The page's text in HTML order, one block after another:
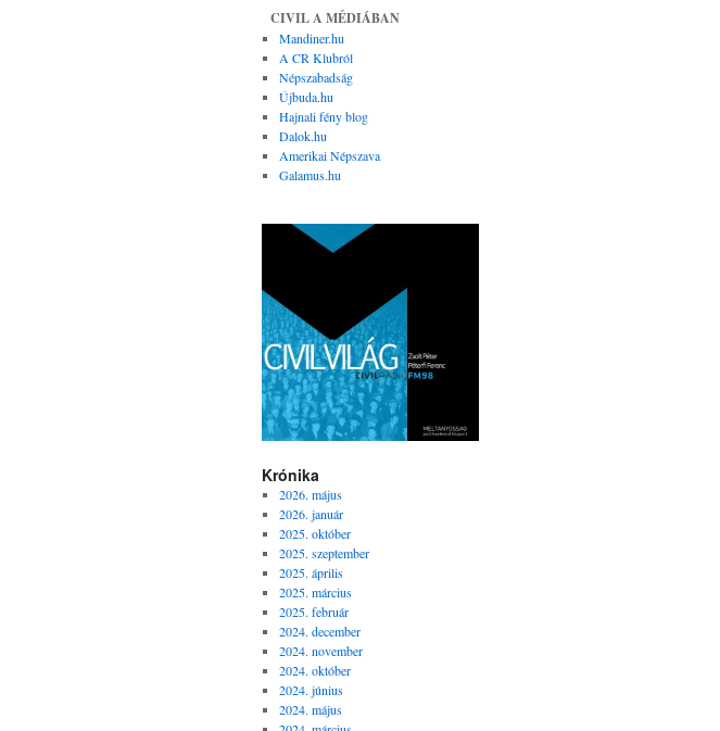
CIVIL A MÉDIÁBAN
Mandiner.hu
A CR Klubról
Népszabadság
Újbuda.hu
Hajnali fény blog
Dalok.hu
Amerikai Népszava
Galamus.hu
Krónika
2026. május
2026. január
2025. október
2025. szeptember
2025. április
2025. március
2025. február
2024. december
2024. november
2024. október
2024. június
2024. május